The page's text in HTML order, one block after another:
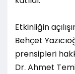
Etkinliğin
Behçet
prensipleri
Dr. Ahmet